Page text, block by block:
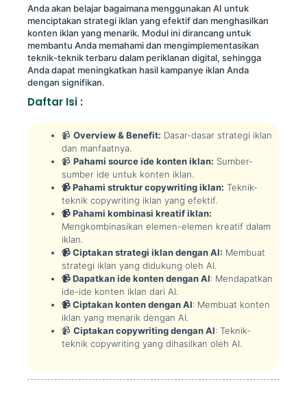
Anda akan belajar bagaimana menggunakan AI untuk
menciptakan strategi iklan yang efektif dan menghasilkan
konten iklan yang menarik. Modul ini dirancang untuk
membantu Anda memahami dan mengimplementasikan
teknik-teknik terbaru dalam periklanan digital, sehingga
Anda dapat meningkatkan hasil kampanye iklan Anda
dengan signifikan.
Daftar Isi :
📹 Overview & Benefit: Dasar-dasar strategi iklan
dan manfaatnya.
📹 Pahami source ide konten iklan: Sumber-
sumber ide untuk konten iklan.
📹 Pahami struktur copywriting iklan: Teknik-
teknik copywriting iklan yang efektif.
📹 Pahami kombinasi kreatif iklan:
Mengkombinasikan elemen-elemen kreatif dalam
iklan.
📹 Ciptakan strategi iklan dengan AI: Membuat
strategi iklan yang didukung oleh AI.
📹 Dapatkan ide konten dengan AI: Mendapatkan
ide-ide konten iklan dari AI.
📹 Ciptakan konten dengan AI: Membuat konten
iklan yang menarik dengan AI.
📹 Ciptakan copywriting dengan AI: Teknik-
teknik copywriting yang dihasilkan oleh AI.